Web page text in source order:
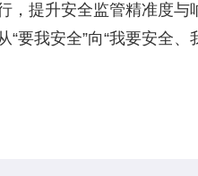
提升安全监管精准度与
要我安全”向“我要安全